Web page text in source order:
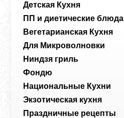
Детская Кухня
ПП и диетические блюда
Вегетарианская Кухня
Для Микроволновки
Ниндзя гриль
Фондю
Национальные Кухни
Экзотическая кухня
Праздничные рецепты